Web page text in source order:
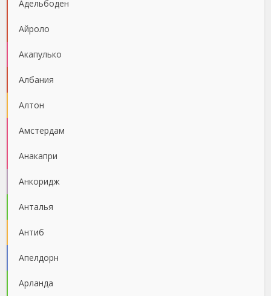
Адельбоден
Айроло
Акапулько
Албания
Алтон
Амстердам
Анакапри
Анкоридж
Анталья
Антиб
Апелдорн
Арланда